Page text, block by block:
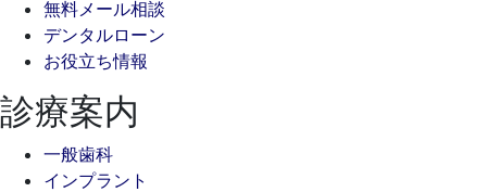
無料メール相談
デンタルローン
お役立ち情報
診療案内
一般歯科
インプラント